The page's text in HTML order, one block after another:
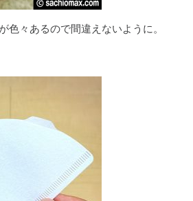
色々あるので間違えないように。